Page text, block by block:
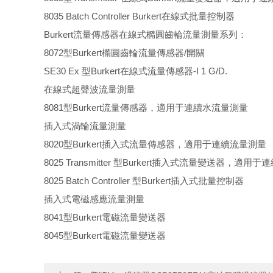
8035 Batch Controller Burkert在線式批量控制器
Burkert流量傳感器在線式橢圓齒輪流量測量系列：
8072型Burkert橢圓齒輪流量傳感器/開關
SE30 Ex 型Burkert在線式流量傳感器-I 1 G/D.
在線式超聲波流量測量
8081型Burkert流量傳感器，適用于連續水流量測量
插入式渦輪流量測量
8020型Burkert插入式流量傳感器，適用于連續流量測量
8025 Transmitter 型Burkert插入式流量變送器，適用于
8025 Batch Controller 型Burkert插入式批量控制器
插入式電磁感應流量測量
8041型Burkert電磁流量變送器
8045型Burkert電磁流量變送器